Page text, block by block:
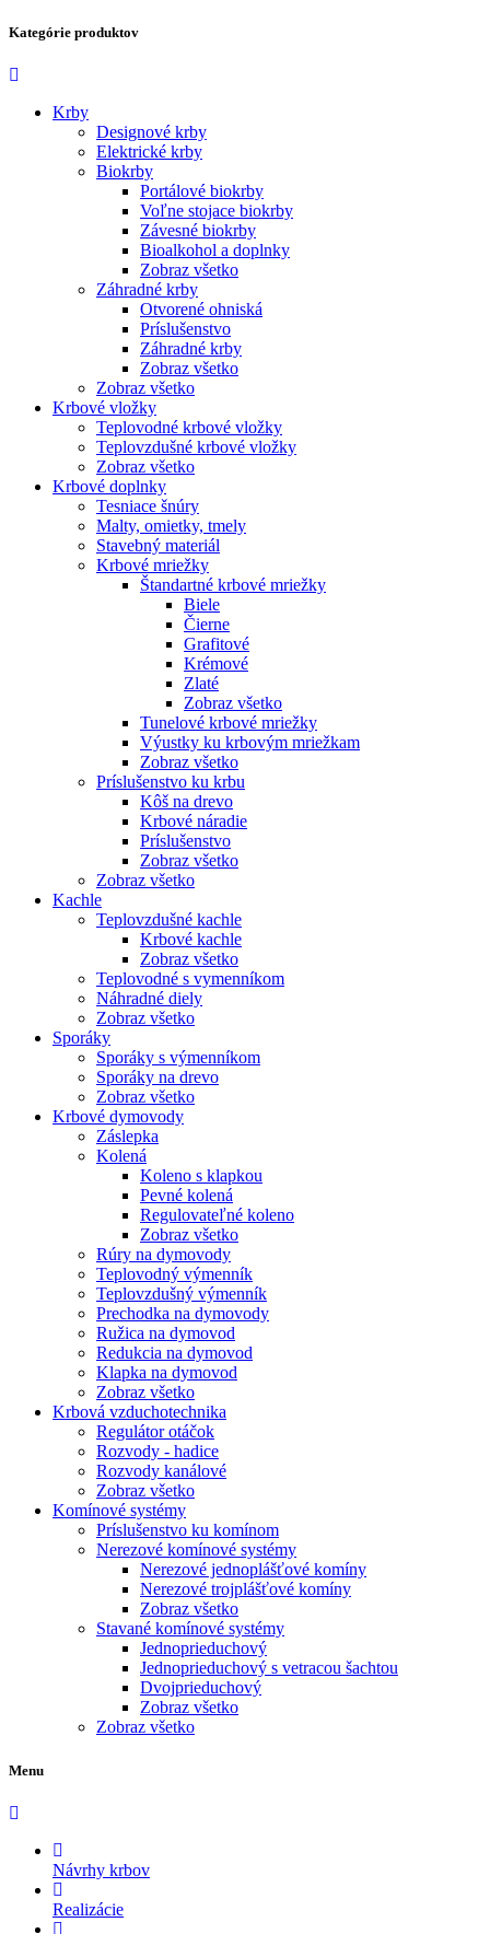
Kategórie produktov
Krby
Designové krby
Elektrické krby
Biokrby
Portálové biokrby
Voľne stojace biokrby
Závesné biokrby
Bioalkohol a doplnky
Zobraz všetko
Záhradné krby
Otvorené ohniská
Príslušenstvo
Záhradné krby
Zobraz všetko
Zobraz všetko
Krbové vložky
Teplovodné krbové vložky
Teplovzdušné krbové vložky
Zobraz všetko
Krbové doplnky
Tesniace šnúry
Malty, omietky, tmely
Stavebný materiál
Krbové mriežky
Štandartné krbové mriežky
Biele
Čierne
Grafitové
Krémové
Zlaté
Zobraz všetko
Tunelové krbové mriežky
Výustky ku krbovým mriežkam
Zobraz všetko
Príslušenstvo ku krbu
Kôš na drevo
Krbové náradie
Príslušenstvo
Zobraz všetko
Zobraz všetko
Kachle
Teplovzdušné kachle
Krbové kachle
Zobraz všetko
Teplovodné s vymenníkom
Náhradné diely
Zobraz všetko
Sporáky
Sporáky s výmenníkom
Sporáky na drevo
Zobraz všetko
Krbové dymovody
Záslepka
Kolená
Koleno s klapkou
Pevné kolená
Regulovateľné koleno
Zobraz všetko
Rúry na dymovody
Teplovodný výmenník
Teplovzdušný výmenník
Prechodka na dymovody
Ružica na dymovod
Redukcia na dymovod
Klapka na dymovod
Zobraz všetko
Krbová vzduchotechnika
Regulátor otáčok
Rozvody - hadice
Rozvody kanálové
Zobraz všetko
Komínové systémy
Príslušenstvo ku komínom
Nerezové komínové systémy
Nerezové jednoplášťové komíny
Nerezové trojplášťové komíny
Zobraz všetko
Stavané komínové systémy
Jednoprieduchový
Jednoprieduchový s vetracou šachtou
Dvojprieduchový
Zobraz všetko
Zobraz všetko
Menu
Návrhy krbov
Realizácie